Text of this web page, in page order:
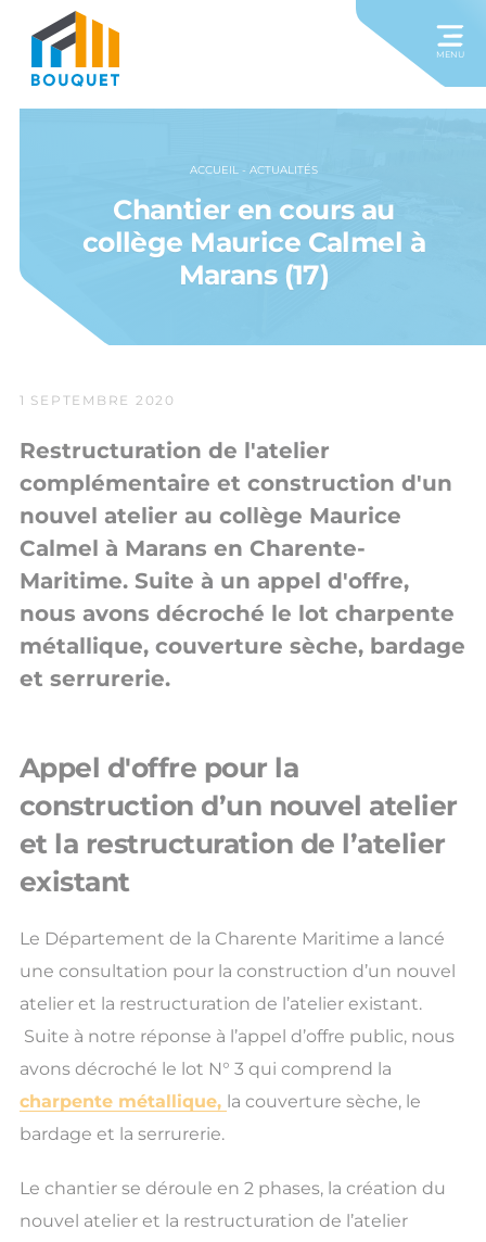
MENU
ACCUEIL- ACTUALITÉS
Chantier en cours au
collège Maurice Calmel à
Marans (17)
1 SEPTEMBRE 2020
Restructuration de l'atelier
complémentaire et construction d'un
nouvel atelier au collège Maurice
Calmel à Marans en Charente-
Maritime. Suite à un appel d'offre,
nous avons décroché le lot charpente
métallique, couverture sèche, bardage
et serrurerie.
Appel d'offre pour la
construction d’un nouvel atelier
et la restructuration de l’atelier
existant
Le Département de la Charente Maritime a lancé
une consultation pour la construction d’un nouvel
atelier et la restructuration de l’atelier existant.
Suite à notre réponse à l’appel d’offre public, nous
avons décroché le lot N° 3 qui comprend la
charpente métallique, la couverture sèche, le
bardage et la serrurerie.
Le chantier se déroule en 2 phases, la création du
nouvel atelier et la restructuration de l’atelier